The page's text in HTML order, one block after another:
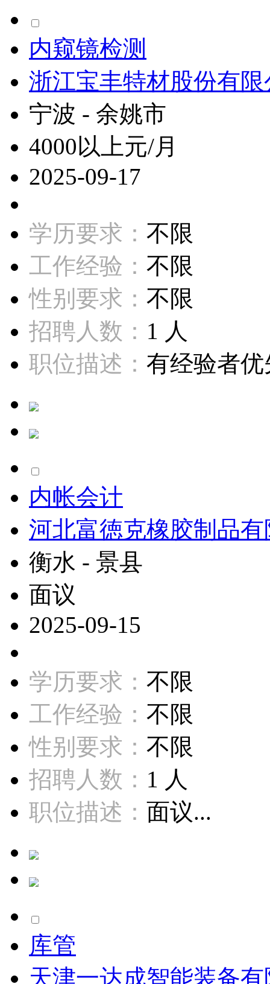
内窥镜检测
浙江宝丰特材股份有限
宁波 - 余姚市
4000以上元/月
2025-09-17
学历要求： 不限
工作经验： 不限
性别要求： 不限
招聘人数： 1 人
职位描述： 有经验者优
内帐会计
河北富徳克橡胶制品
衡水 - 景县
面议
2025-09-15
学历要求： 不限
工作经验： 不限
性别要求： 不限
招聘人数： 1 人
职位描述： 面议...
库管
天津一达成智能装备